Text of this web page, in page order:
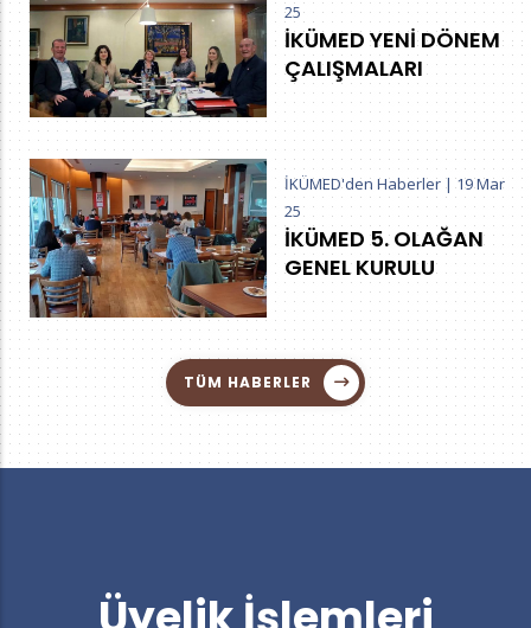
25
İKÜMED YENİ DÖNEM
ÇALIŞMALARI
İKÜMED'den Haberler |19 Mar
25
İKÜMED 5. OLAĞAN
GENEL KURULU
TÜM HABERLER